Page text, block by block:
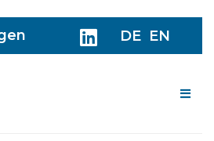
DE EN